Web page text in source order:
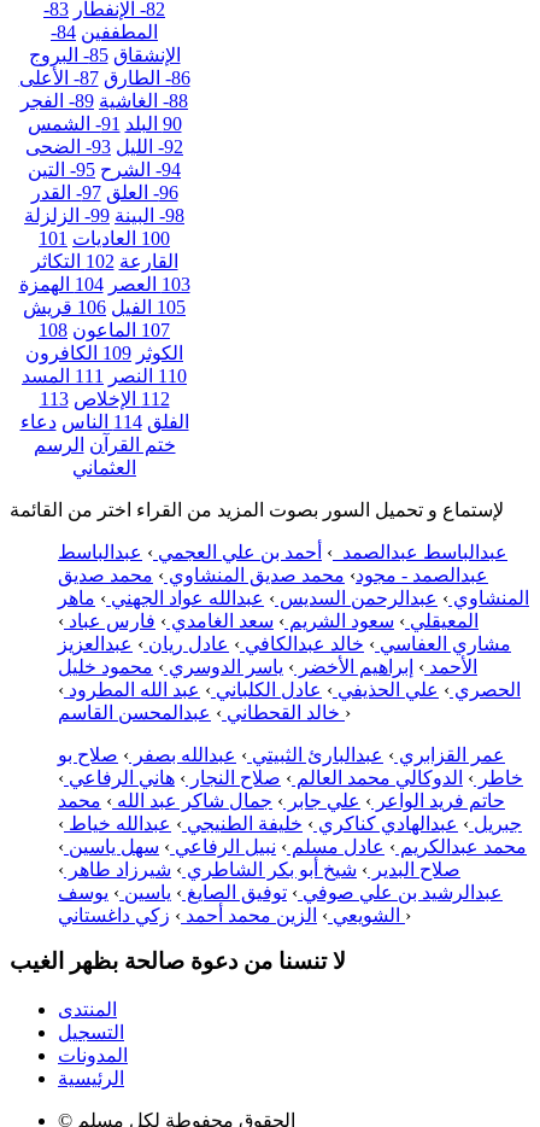
82- الإنفطار
83-
المطففين
84-
الإنشقاق 85- البروج
86- الطارق
87- الأعلى
88- الغاشية
89- الفجر
90 البلد
91- الشمس
92- الليل
93- الضحى
94- الشرح
95- التين
96- العلق
97- القدر
98- البينة
99- الزلزلة
100 العاديات
101
القارعة 102 التكاثر
103 العصر
104 الهمزة
105 الفيل
106 قريش
107 الماعون
108
الكوثر 109 الكافرون
110 النصر
111 المسد
112 الإخلاص
113
الفلق 114 الناس
دعاء
ختم القرآن الرسم
العثماني
لإستماع و تحميل السور بصوت المزيد من القراء اختر من القائمة
عبدالباسط عبدالصمد › أحمد بن علي العجمي › عبدالباسط
عبدالصمد - مجود› محمد صديق المنشاوي › محمد صديق
المنشاوي › عبدالرحمن السديس › عبدالله عواد الجهني › ماهر
المعيقلي › سعود الشريم › سعد الغامدي › فارس عباد ›
مشاري العفاسي › خالد عبدالكافي › عادل ريان › عبدالعزيز
الأحمد › إبراهيم الأخضر › ياسر الدوسري › محمود خليل
الحصري › علي الحذيفي › عادل الكلباني › عبد الله المطرود ›
خالد القحطاني › ›
عمر القزابري › عبدالبارئ الثبيتي › عبدالله بصفر › صلاح بو
خاطر › الدوكالي محمد العالم › صلاح النجار › هاني الرفاعي ›
حاتم فريد الواعر › علي جابر › جمال شاكر عبد الله › محمد
جبريل › عبدالهادي كناكري › خليفة الطنيجي › عبدالله خياط ›
محمد عبدالكريم › عادل مسلم › نبيل الرفاعي › سهل ياسين ›
صلاح البدير › شيخ أبو بكر الشاطري › شيرزاد طاهر ›
عبدالرشيد بن علي صوفي › توفيق الصايغ › ياسين › يوسف
الشويعي › الزين محمد أحمد › ›
لا تنسنا من دعوة صالحة بظهر الغيب
المنتدى
التسجيل
المدونات
الرئيسية
© الحقوق محفوطة لكل مسلم